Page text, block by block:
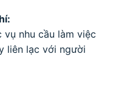
vụ nhu cầu làm việc
liên lạc với người